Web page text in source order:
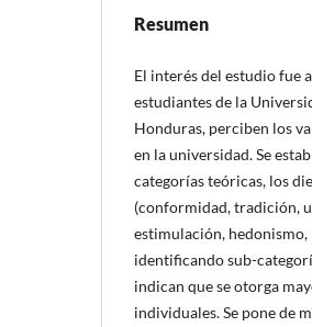
Resumen
El interés del estudio fue
estudiantes de la
Honduras, perciben los
en la universidad. Se
categorías teóricas, los
(conformidad, tradición,
estimulación, hedonismo,
identificando sub-
indican que se otorga
individuales. Se pone de